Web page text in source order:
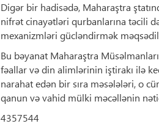
Digər bir hadisədə, Maharaştra
nifrət cinayətləri qurbanlarına təcili
mexanizmləri gücləndirmək
Bu bəyanat Maharaştra
fəallar və din alimlərinin iştirakı ilə
narahat edən bir sıra məsələləri, o
qanun və vahid mülki məcəllənin
4357544